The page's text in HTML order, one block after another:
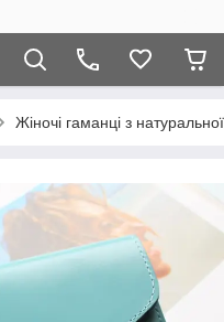
Жіночі гаманці з